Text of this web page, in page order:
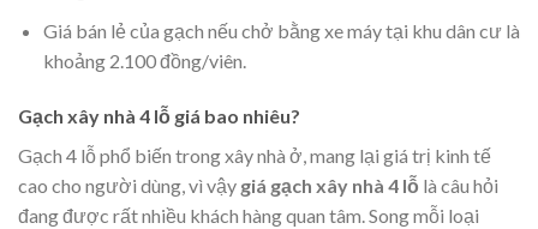
Giá bán lẻ của gạch nếu chở bằng xe máy tại khu dân cư là
khoảng 2.100 đồng/viên.
Gạch xây nhà 4 lỗ giá bao nhiêu?
Gạch 4 lỗ phổ biến trong xây nhà ở, mang lại giá trị kinh tế
cao cho người dùng, vì vậy giá gạch xây nhà 4 lỗ là câu hỏi
đang được rất nhiều khách hàng quan tâm. Song mỗi loại